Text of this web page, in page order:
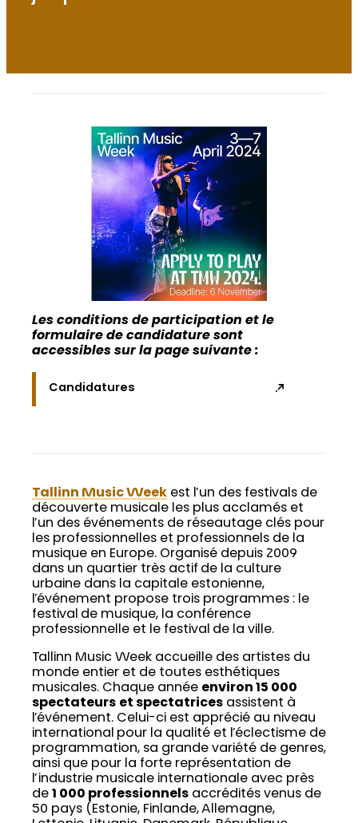
Les conditions de participation et le
formulaire de candidature sont
accessibles sur la page suivante :
Candidatures
Tallinn Music Week est l’un des festivals de
découverte musicale les plus acclamés et
l’un des événements de réseautage clés pour
les professionnelles et professionnels de la
musique en Europe. Organisé depuis 2009
dans un quartier très actif de la culture
urbaine dans la capitale estonienne,
l’événement propose trois programmes : le
festival de musique, la conférence
professionnelle et le festival de la ville.
Tallinn Music Week accueille des artistes du
monde entier et de toutes esthétiques
musicales. Chaque année environ 15 000
spectateurs et spectatrices assistent à
l’événement. Celui-ci est apprécié au niveau
international pour la qualité et l’éclectisme de
programmation, sa grande variété de genres,
ainsi que pour la forte représentation de
l’industrie musicale internationale avec près
de 1 000 professionnels accrédités venus de
50 pays (Estonie, Finlande, Allemagne,